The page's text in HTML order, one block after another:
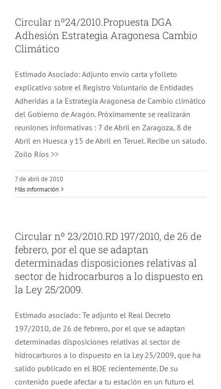
Circular nº24/2010.Propuesta DGA
Adhesión Estrategia Aragonesa Cambio
Climático
Estimado Asociado: Adjunto envío carta y folleto
explicativo sobre el Registro Voluntario de Entidades
Adheridas a la Estrategia Aragonesa de Cambio climático
del Gobierno de Aragón. Próximamente se realizarán
reuniones informativas : 7 de Abril en Zaragoza, 8 de
Abril en Huesca y 15 de Abril en Teruel. Recibe un saludo.
Zoilo Ríos >>
7 de abril de 2010
Más información
Circular nº 23/2010.RD 197/2010, de 26 de
febrero, por el que se adaptan
determinadas disposiciones relativas al
sector de hidrocarburos a lo dispuesto en
la Ley 25/2009.
Estimado asociado: Te adjunto el Real Decreto
197/2010, de 26 de febrero, por el que se adaptan
determinadas disposiciones relativas al sector de
hidrocarburos a lo dispuesto en la Ley 25/2009, que ha
salido publicado en el BOE recientemente. De su
contenido puede afectar a tu estación en un futuro el